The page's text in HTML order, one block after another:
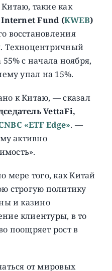
такие как
Internet Fund (KWEB)
восстановления
Техноцентричный
с начала ноября,
упал на 15%.
к Китаю, — сказал
VettaFi,
«ETF Edge». —
активно
мере того, как Китай
строгую политику
и казино
клиентуры, в то
поощряет рост в
от мировых